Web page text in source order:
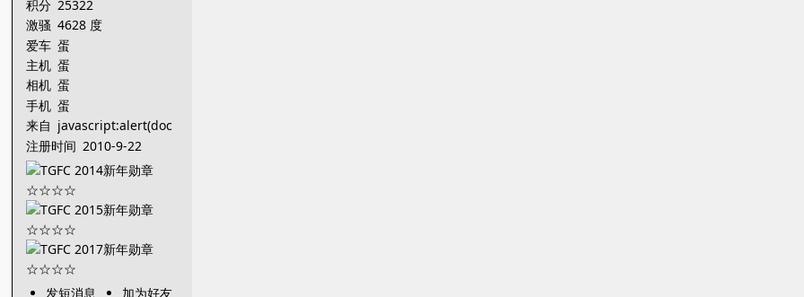
积分 25322
激骚 4628 度
爱车 蛋
主机 蛋
相机 蛋
手机 蛋
来自 javascript:alert(doc
ument.getE
注册时间 2010-9-22
发短消息 加为好友